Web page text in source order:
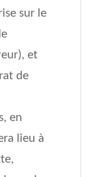
sur le
et
de
en
lieu à